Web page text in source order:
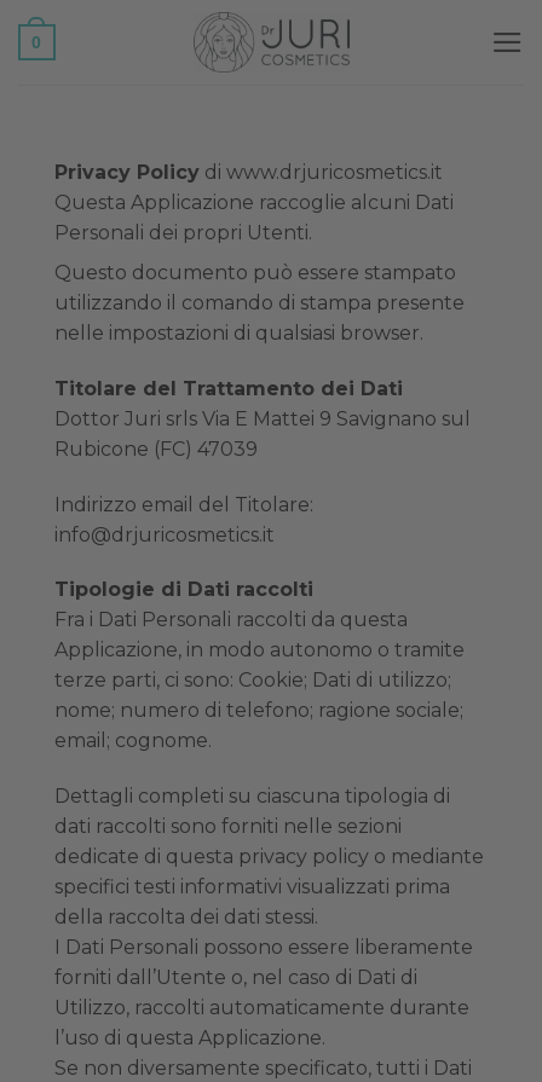
Salta
0
Privacy Policy di www.drjuricosmetics.it
Questa Applicazione raccoglie alcuni Dati
Personali dei propri Utenti.
Questo documento può essere stampato
utilizzando il comando di stampa presente
nelle impostazioni di qualsiasi browser.
Titolare del Trattamento dei Dati
Dottor Juri srls Via E Mattei 9 Savignano sul
Rubicone (FC) 47039
Indirizzo email del Titolare:
info@drjuricosmetics.it
Tipologie di Dati raccolti
Fra i Dati Personali raccolti da questa
Applicazione, in modo autonomo o tramite
terze parti, ci sono: Cookie; Dati di utilizzo;
nome; numero di telefono; ragione sociale;
email; cognome.
Dettagli completi su ciascuna tipologia di
dati raccolti sono forniti nelle sezioni
dedicate di questa privacy policy o mediante
specifici testi informativi visualizzati prima
della raccolta dei dati stessi.
I Dati Personali possono essere liberamente
forniti dall’Utente o, nel caso di Dati di
Utilizzo, raccolti automaticamente durante
l’uso di questa Applicazione.
Se non diversamente specificato, tutti i Dati